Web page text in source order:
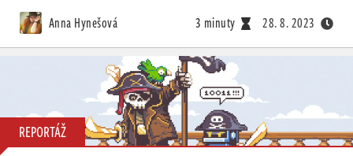
Anna Hynešová 3 minuty 28. 8. 2023
REPORTÁŽ